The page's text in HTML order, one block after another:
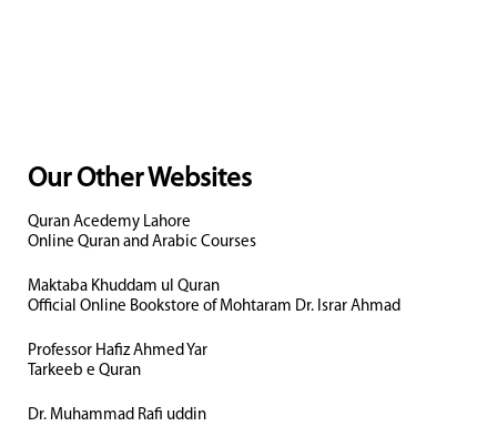
Our Other Websites
Quran Acedemy Lahore
Online Quran and Arabic Courses
Maktaba Khuddam ul Quran
Official Online Bookstore of Mohtaram Dr. Israr Ahmad
Professor Hafiz Ahmed Yar
Tarkeeb e Quran
Dr. Muhammad Rafi uddin